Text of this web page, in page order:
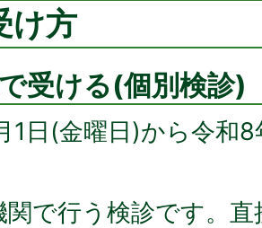
け方
受ける(個別検診)
1日(金曜日)から令和
関で行う検診です。